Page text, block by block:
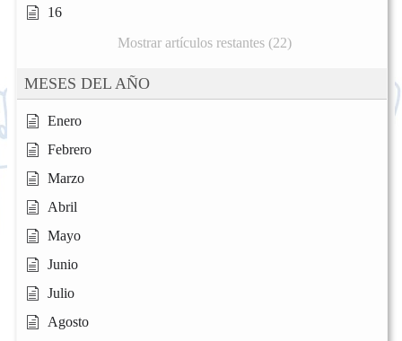
16
Mostrar artículos restantes (22)
MESES DEL AÑO
Enero
Febrero
Marzo
Abril
Mayo
Junio
Julio
Agosto